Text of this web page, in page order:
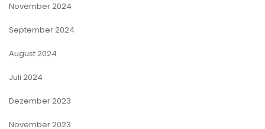
November 2024
September 2024
August 2024
Juli 2024
Dezember 2023
November 2023